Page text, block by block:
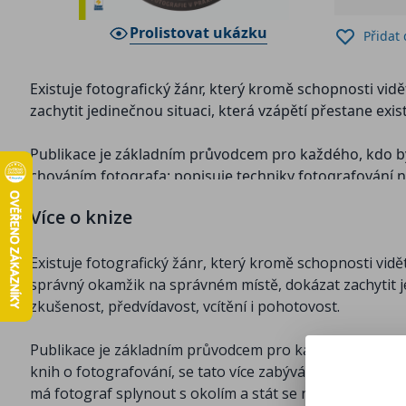
Prolistovat ukázku Přidat
Existuje fotografický žánr, který kromě schopnosti
zachytit jedinečnou situaci, která vzápětí přestane
Publikace je základním průvodcem pro každého, kdo
chováním fotografa: popisuje techniky fotografování
fotografická technika pro street fotografii –
fotograf nemůže zdvihnout fotoaparát k oku. V
Představení knih ze série "Fotografie v praxi"
Více o knize
Existuje fotografický žánr, který kromě schopnosti
správný okamžik na správném místě, dokázat
zkušenost, předvídavost, vcítění i pohotovost.
Publikace je základním průvodcem pro každého, kdo
knih o fotografování, se tato více zabývá i chováním
má fotograf splynout s okolím a stát se neviditelným.